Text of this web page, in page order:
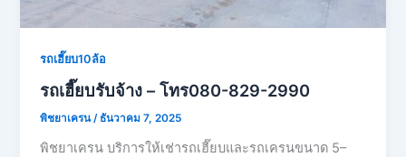
รถเฮี๊ยบ10ล้อ
รถเฮี๊ยบรับจ้าง – โทร080-829-2990
พิชยาเครน/ ธันวาคม 7, 2025
พิชยาเครน บริการให้เช่ารถเฮี๊ยบและรถเครนขนาด 5–